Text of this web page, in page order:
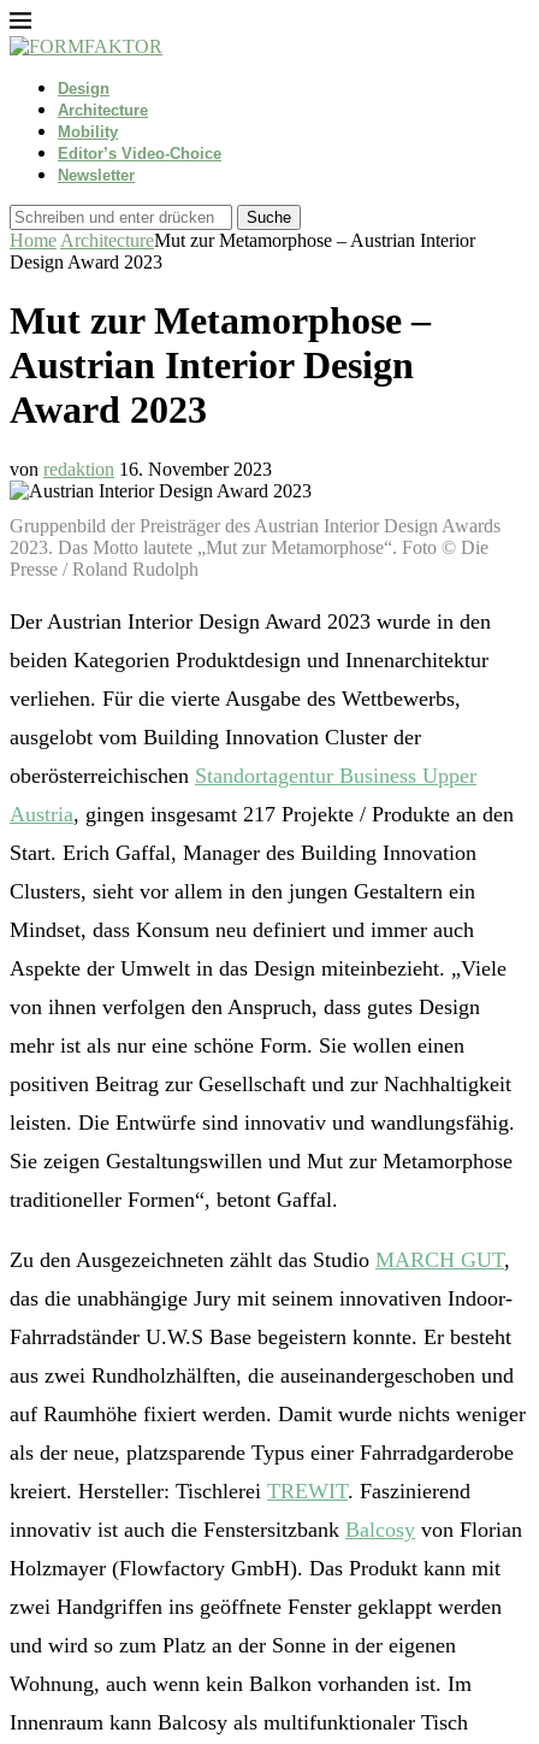
Design
Architecture
Mobility
Editor’s Video-Choice
Newsletter
Suche
Home ArchitectureMut zur Metamorphose – Austrian Interior
Design Award 2023
Mut zur Metamorphose –
Austrian Interior Design
Award 2023
von redaktion 16. November 2023
Gruppenbild der Preisträger des Austrian Interior Design Awards
2023. Das Motto lautete „Mut zur Metamorphose“. Foto © Die
Presse / Roland Rudolph
Der Austrian Interior Design Award 2023 wurde in den
beiden Kategorien Produktdesign und Innenarchitektur
verliehen. Für die vierte Ausgabe des Wettbewerbs,
ausgelobt vom Building Innovation Cluster der
oberösterreichischen Standortagentur Business Upper
Austria, gingen insgesamt 217 Projekte / Produkte an den
Start. Erich Gaffal, Manager des Building Innovation
Clusters, sieht vor allem in den jungen Gestaltern ein
Mindset, dass Konsum neu definiert und immer auch
Aspekte der Umwelt in das Design miteinbezieht. „Viele
von ihnen verfolgen den Anspruch, dass gutes Design
mehr ist als nur eine schöne Form. Sie wollen einen
positiven Beitrag zur Gesellschaft und zur Nachhaltigkeit
leisten. Die Entwürfe sind innovativ und wandlungsfähig.
Sie zeigen Gestaltungswillen und Mut zur Metamorphose
traditioneller Formen“, betont Gaffal.
Zu den Ausgezeichneten zählt das Studio MARCH GUT,
das die unabhängige Jury mit seinem innovativen Indoor-
Fahrradständer U.W.S Base begeistern konnte. Er besteht
aus zwei Rundholzhälften, die auseinandergeschoben und
auf Raumhöhe fixiert werden. Damit wurde nichts weniger
als der neue, platzsparende Typus einer Fahrradgarderobe
kreiert. Hersteller: Tischlerei TREWIT. Faszinierend
innovativ ist auch die Fenstersitzbank Balcosy von Florian
Holzmayer (Flowfactory GmbH). Das Produkt kann mit
zwei Handgriffen ins geöffnete Fenster geklappt werden
und wird so zum Platz an der Sonne in der eigenen
Wohnung, auch wenn kein Balkon vorhanden ist. Im
Innenraum kann Balcosy als multifunktionaler Tisch